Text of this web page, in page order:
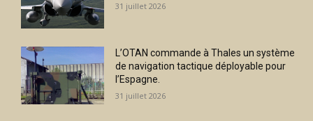
31 juillet 2026
L’OTAN commande à Thales un système
de navigation tactique déployable pour
l’Espagne.
31 juillet 2026